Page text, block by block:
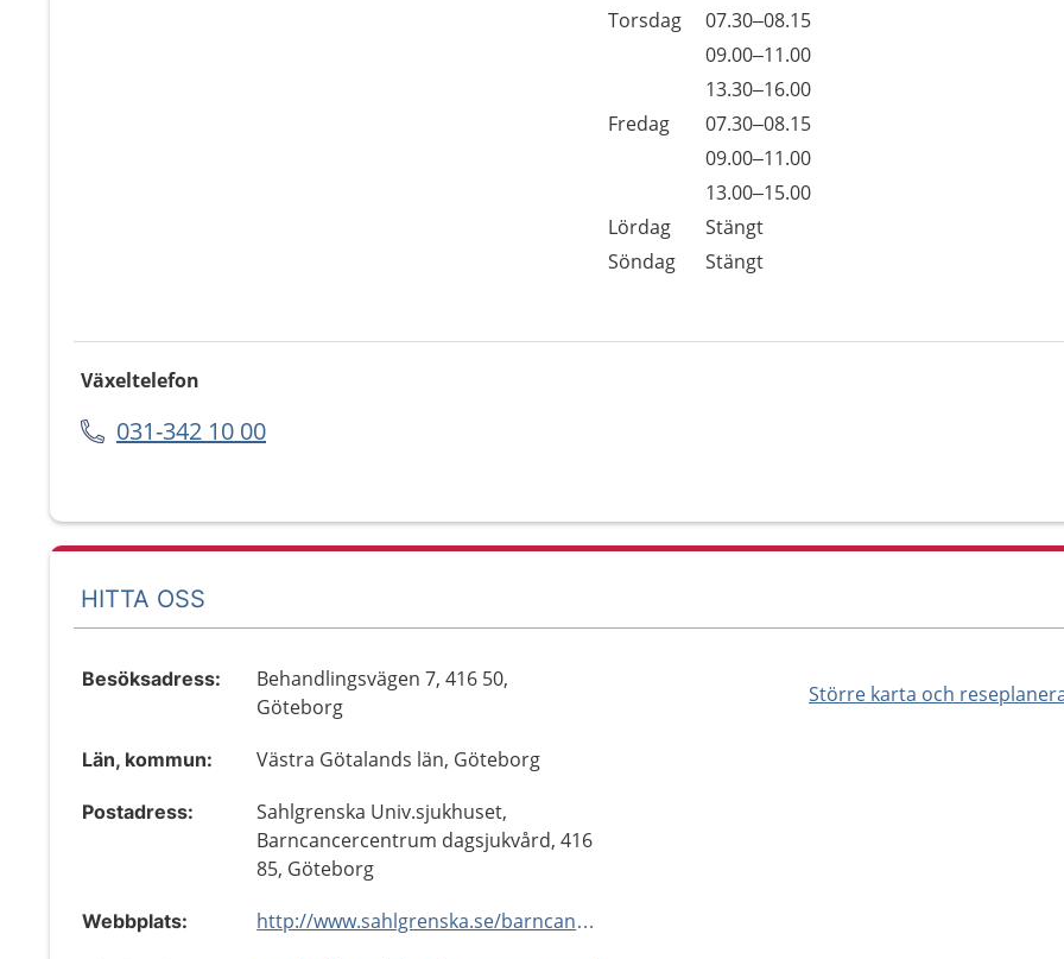
Torsdag
07.30–08.15
09.00–11.00
13.30–16.00
Fredag
07.30–08.15
09.00–11.00
13.00–15.00
Lördag
Stängt
Söndag
Stängt
Växeltelefon
031-342 10 00
HITTA OSS
Större karta och
Besöksadress:
Behandlingsvägen 7, 416 50,
Göteborg
Län, kommun: Västra Götalands län, Göteborg
Postadress:
Sahlgrenska Univ.sjukhuset,
Barncancercentrum dagsjukvård, 416
85, Göteborg
Webbplats: http://www.sahlgrenska.se/barncancercentrum-dagvard